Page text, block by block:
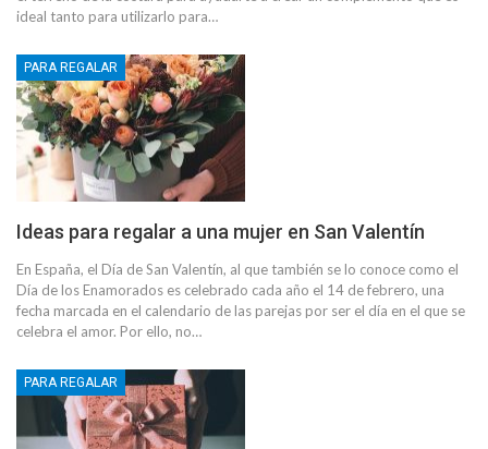
ideal tanto para utilizarlo para…
PARA REGALAR
Ideas para regalar a una mujer en San Valentín
En España, el Día de San Valentín, al que también se lo conoce como el
Día de los Enamorados es celebrado cada año el 14 de febrero, una
fecha marcada en el calendario de las parejas por ser el día en el que se
celebra el amor. Por ello, no…
PARA REGALAR